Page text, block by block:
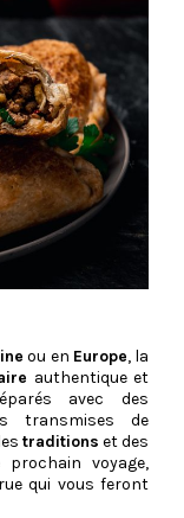
ou en Europe, la
authentique et
avec des
transmises de
traditions et des
voyage,
qui vous feront